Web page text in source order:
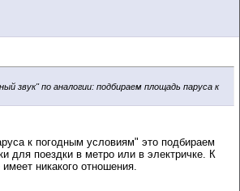
звук" по аналогии: подбираем площадь паруса к
к погодным условиям" это подбираем
для поездки в метро или в электричке. К
никакого отношения.